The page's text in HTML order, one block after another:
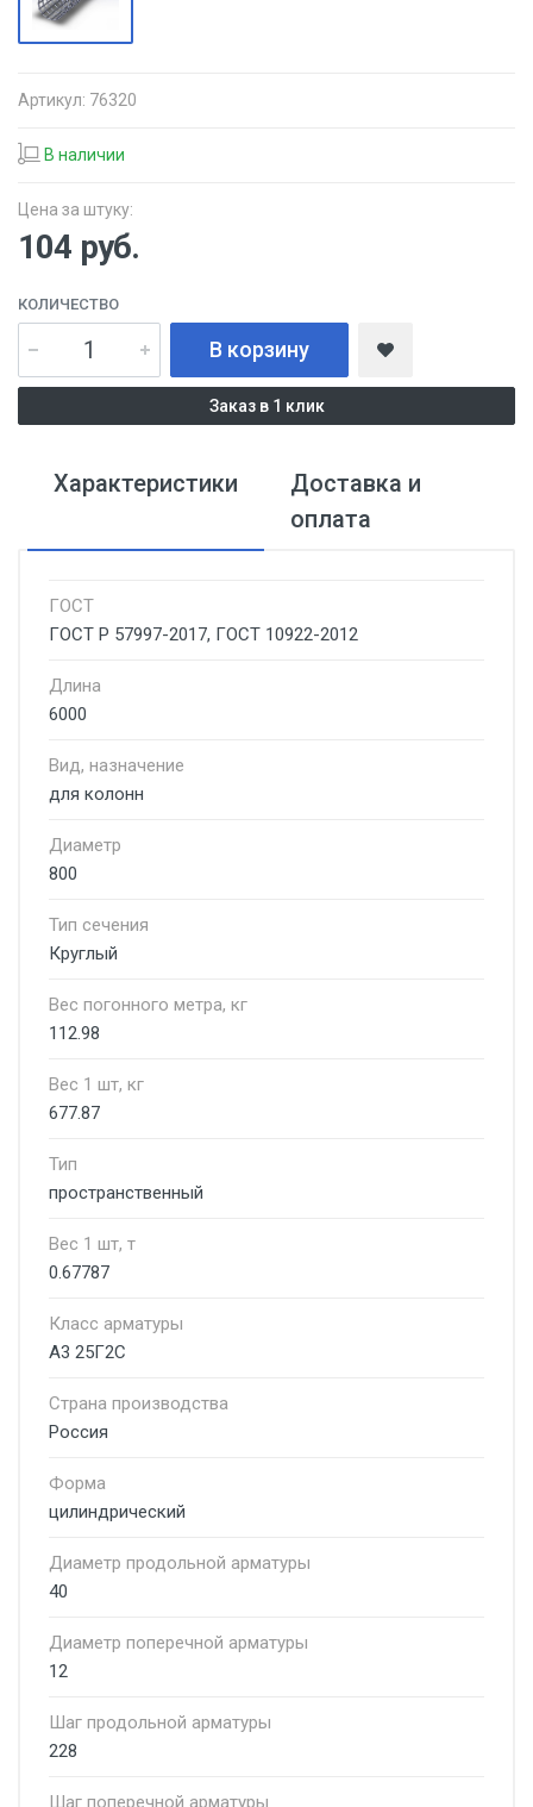
Артикул: 76320
В наличии
Цена за штуку:
104 руб.
КОЛИЧЕСТВО
В корзину
Заказ в 1 клик
Характеристики
Доставка и
оплата
ГОСТ
ГОСТ Р 57997-2017, ГОСТ 10922-2012
Длина
6000
Вид, назначение
для колонн
Диаметр
800
Тип сечения
Круглый
Вес погонного метра, кг
112.98
Вес 1 шт, кг
677.87
Тип
пространственный
Вес 1 шт, т
0.67787
Класс арматуры
А3 25Г2С
Страна производства
Россия
Форма
цилиндрический
Диаметр продольной арматуры
40
Диаметр поперечной арматуры
12
Шаг продольной арматуры
228
Шаг поперечной арматуры